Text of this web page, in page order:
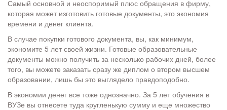
Самый основной и неоспоримый плюс обращения в фирму,
которая может изготовить готовые документы, это экономия
времени и денег клиента.
В случае покупки готового документа, вы, как минимум,
экономите 5 лет своей жизни. Готовые образовательные
документы можно получить за несколько рабочих дней, более
того, вы можете заказать сразу же диплом о втором высшем
образовании, лишь бы это выглядело правдоподобно.
В экономии денег все тоже однозначно. За 5 лет обучения в
ВУЗе вы отнесете туда кругленькую сумму и еще множество